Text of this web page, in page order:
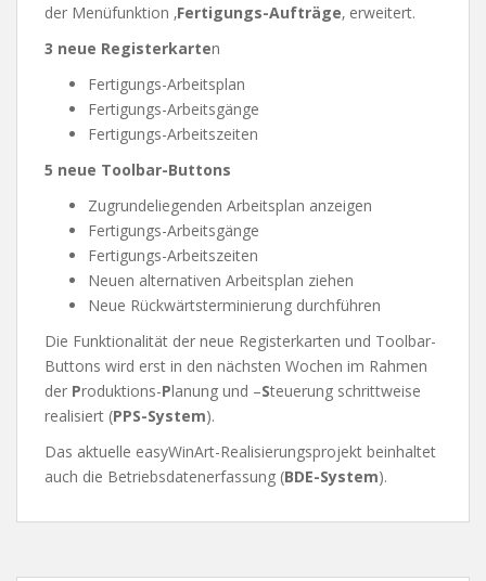
der Menüfunktion ‚Fertigungs-Aufträge‚ erweitert.
3 neue Registerkarten
Fertigungs-Arbeitsplan
Fertigungs-Arbeitsgänge
Fertigungs-Arbeitszeiten
5 neue Toolbar-Buttons
Zugrundeliegenden Arbeitsplan anzeigen
Fertigungs-Arbeitsgänge
Fertigungs-Arbeitszeiten
Neuen alternativen Arbeitsplan ziehen
Neue Rückwärtsterminierung durchführen
Die Funktionalität der neue Registerkarten und Toolbar-
Buttons wird erst in den nächsten Wochen im Rahmen
der Produktions-Planung und –Steuerung schrittweise
realisiert (PPS-System).
Das aktuelle easyWinArt-Realisierungsprojekt beinhaltet
auch die Betriebsdatenerfassung (BDE-System).